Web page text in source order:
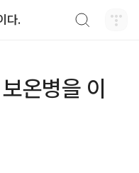
다.
온병을 이